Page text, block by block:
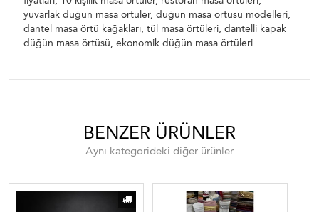
yuvarlak düğün masa örtüler, düğün masa örtüsü modelleri,
dantel masa örtü kağakları, tül masa örtüleri, dantelli kapak
düğün masa örtüsü, ekonomik düğün masa örtüleri
BENZER ÜRÜNLER
Aynı kategorideki diğer ürünler